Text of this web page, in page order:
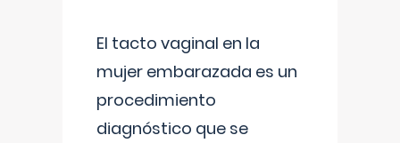
El tacto vaginal en la
mujer embarazada es un
procedimiento
diagnóstico que se